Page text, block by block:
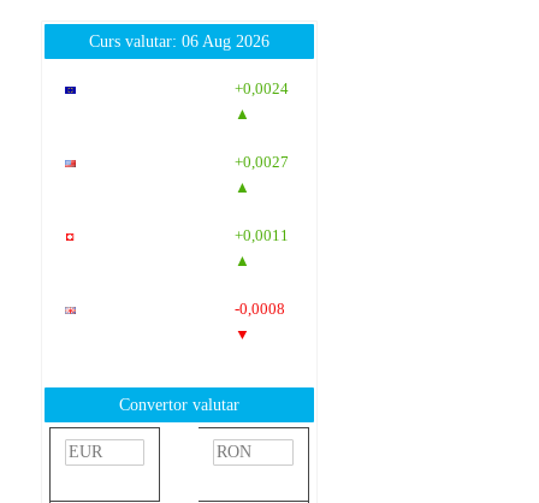
Curs valutar: 06 Aug 2026
+0,0024
▲
+0,0027
▲
+0,0011
▲
-0,0008
▼
Convertor valutar